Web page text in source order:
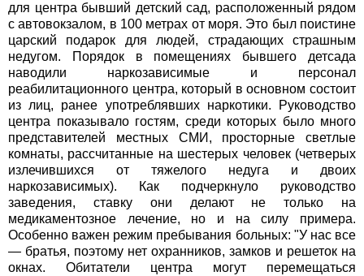
для центра бывший детский сад, расположенный рядом
с автовокзалом, в 100 метрах от моря. Это был поистине
царский подарок для людей, страдающих страшным
недугом. Порядок в помещениях бывшего детсада
наводили наркозависимые и персонал
реабилитационного центра, который в основном состоит
из лиц, ранее употреблявших наркотики. Руководство
центра показывало гостям, среди которых было много
представителей местных СМИ, просторные светлые
комнаты, рассчитанные на шестерых человек (четверых
излечившихся от тяжелого недуга и двоих
наркозависимых). Как подчеркнуло руководство
заведения, ставку они делают не только на
медикаментозное лечение, но и на силу примера.
Особенно важен режим пребывания больных: "У нас все
— братья, поэтому нет охранников, замков и решеток на
окнах. Обитатели центра могут перемещаться